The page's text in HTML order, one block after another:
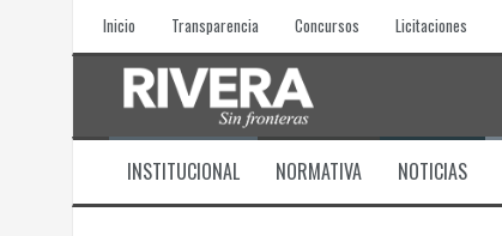
Inicio Transparencia Concursos Licitaciones
INSTITUCIONAL NORMATIVA NOTICIAS